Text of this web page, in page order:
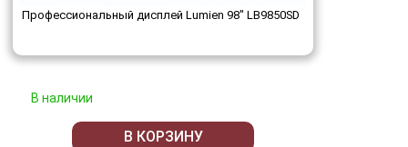
Профессиональный дисплей Lumien 98" LB9850SD
В наличии
В КОРЗИНУ